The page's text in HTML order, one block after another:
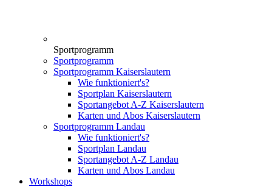
Sportprogramm
Sportprogramm
Sportprogramm Kaiserslautern
Wie funktioniert's?
Sportplan Kaiserslautern
Sportangebot A-Z Kaiserslautern
Karten und Abos Kaiserslautern
Sportprogramm Landau
Wie funktioniert's?
Sportplan Landau
Sportangebot A-Z Landau
Karten und Abos Landau
Workshops